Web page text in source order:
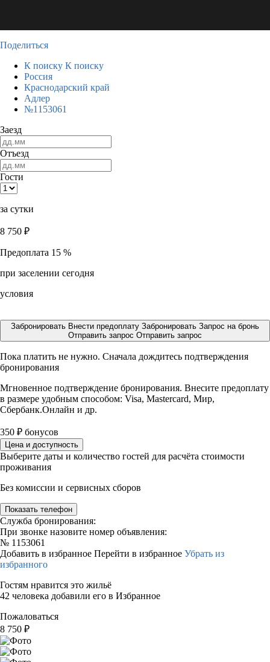
Поделиться
К поиску К поиску
Россия
Краснодарский край
Адлер
№1153061
Заезд
Отъезд
Гости
за сутки
8 750 ₽
Предоплата 15 %
при заселении сегодня
условия
Забронировать Внести предоплату Забронировать Запрос на бронь
Отправить запрос Отправить запрос
Пока платить не нужно. Сначала дождитесь подтверждения
бронирования
Мгновенное подтверждение бронирования. Внесите предоплату
в размере удобным способом: Visa, Mastercard, Мир,
Сбербанк.Онлайн и др.
350 ₽ бонусов
Цена и доступность
Выберите даты и количество гостей для расчёта стоимости
проживания
Без комиссии и сервисных сборов
Показать телефон
Служба бронирования:
При звонке назовите номер объявления:
№ 1153061
Добавить в избранное Перейти в избранное Убрать из
избранного
Гостям нравится это жильё
42 человека добавили его в Избранное
Пожаловаться
8 750 ₽